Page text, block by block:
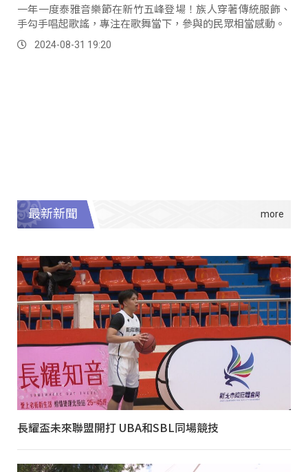
一年一度泰雅音樂節在新竹五峰登場！族人穿著傳統服飾、
手勾手唱起歌謠，專注在歌舞當下，參與的民眾相當感動。
2024-08-31 19:20
最新新聞
長耀盃未來聯盟開打 UBA和SBL同場競技